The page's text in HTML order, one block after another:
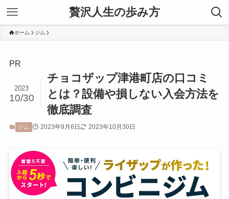
贅沢人生の歩み方
ホーム ジム
PR
チョコザップ津港町店の口コミ
とは？設備や損しない入会方法を
徹底調査
2023
10/30
ジム 2023年9月6日 2023年10月30日